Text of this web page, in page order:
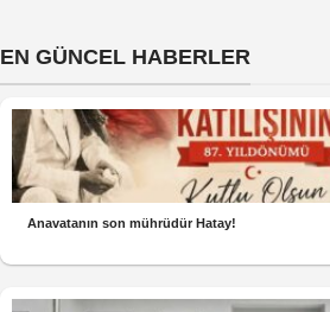
EN GÜNCEL HABERLER
Anavatanın son mührüdür Hatay!